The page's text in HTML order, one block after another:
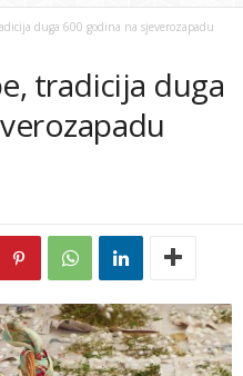
duga 600 godina na sjeverozapadu
tradicija duga